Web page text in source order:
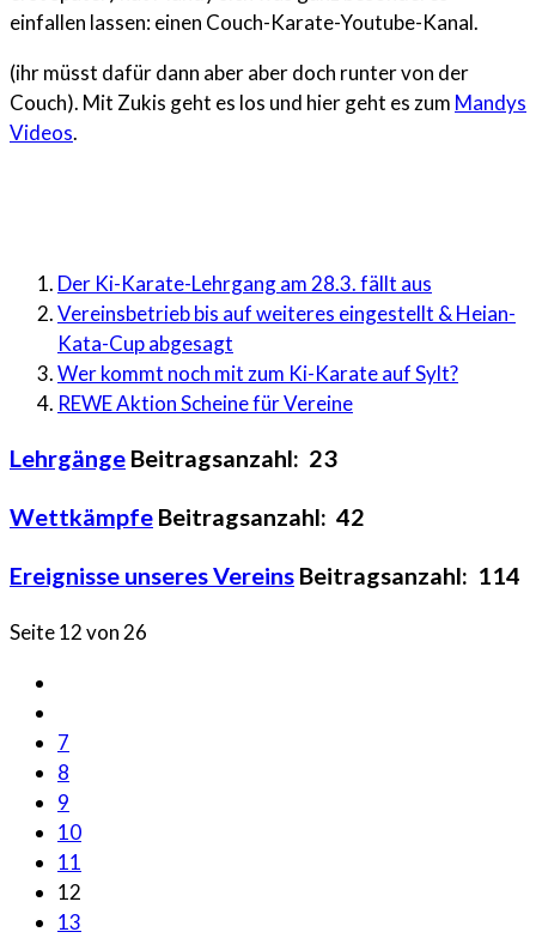
einfallen lassen: einen Couch-Karate-Youtube-Kanal.
(ihr müsst dafür dann aber aber doch runter von der
Couch). Mit Zukis geht es los und hier geht es zum Mandys
Videos.
Der Ki-Karate-Lehrgang am 28.3. fällt aus
Vereinsbetrieb bis auf weiteres eingestellt & Heian-
Kata-Cup abgesagt
Wer kommt noch mit zum Ki-Karate auf Sylt?
REWE Aktion Scheine für Vereine
Lehrgänge Beitragsanzahl: 23
Wettkämpfe Beitragsanzahl: 42
Ereignisse unseres Vereins Beitragsanzahl: 114
Seite 12 von 26
7
8
9
10
11
12
13